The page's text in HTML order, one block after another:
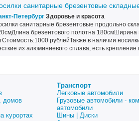
санитарные брезентовые
Петербург Здоровье и красота
санитарные брезентовые продольно
брезентового полотна
рублейТакже в наличии
из алюминиевого сплава, есть крепление
домов
курортах
Транспорт
Легковые автомобили
Грузовые автомобили -
автомобили
Шины | Диски